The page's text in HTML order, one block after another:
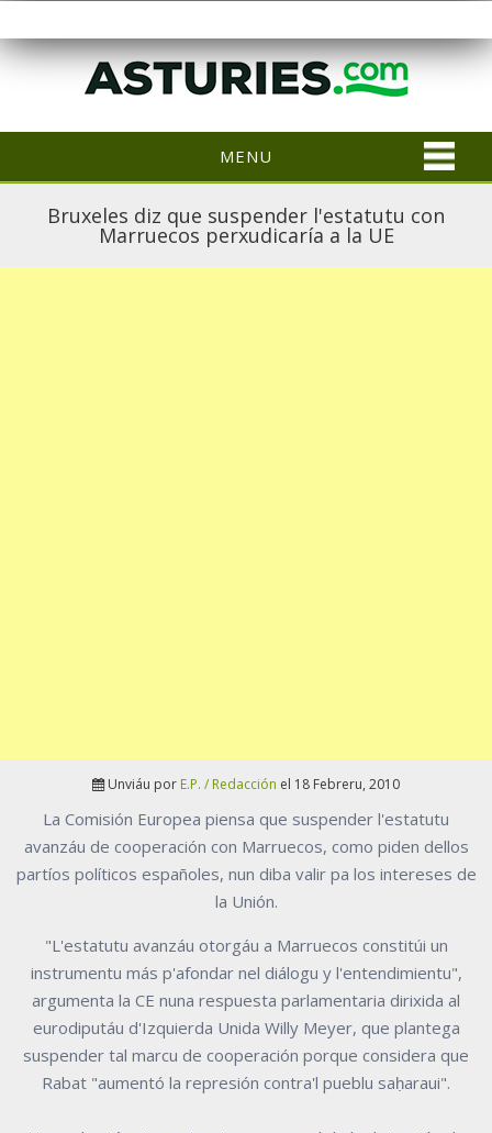
MENU
Bruxeles diz que suspender l'estatutu con
Marruecos perxudicaría a la UE
Unviáu por E.P. / Redacción el 18 Febreru, 2010
La Comisión Europea piensa que suspender l'estatutu
avanzáu de cooperación con Marruecos, como piden dellos
partíos políticos españoles, nun diba valir pa los intereses de
la Unión.
"L'estatutu avanzáu otorgáu a Marruecos constitúi un
instrumentu más p'afondar nel diálogu y l'entendimientu",
argumenta la CE nuna respuesta parlamentaria dirixida al
eurodiputáu d'Izquierda Unida Willy Meyer, que plantega
suspender tal marcu de cooperación porque considera que
Rabat "aumentó la represión contra'l pueblu saḥaraui".